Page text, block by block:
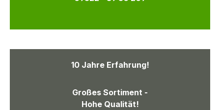
10 Jahre Erfahrung!
Großes Sortiment -
Hohe Qualität!